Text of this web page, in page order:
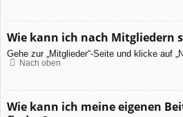
Wie kann ich nach Mitgliedern
Gehe zur „Mitglieder“-Seite und klicke auf
Nach oben
Wie kann ich meine eigenen